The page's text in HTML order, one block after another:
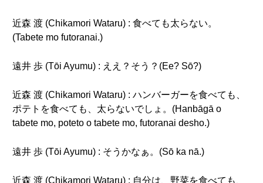
近森 渡 (Chikamori Wataru) : 食べても太らない。
(Tabete mo futoranai.)
遠井 歩 (Tōi Ayumu) : ええ？そう？(Ee? Sō?)
近森 渡 (Chikamori Wataru) : ハンバーガーを食べても、
ポテトを食べても、太らないでしょ。(Hanbāgā o
tabete mo, poteto o tabete mo, futoranai desho.)
遠井 歩 (Tōi Ayumu) : そうかなぁ。(Sō ka nā.)
近森 渡 (Chikamori Wataru) : 自分は、野菜を食べても、